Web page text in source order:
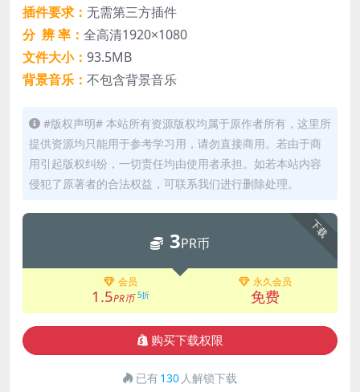
插件要求： 无需第三方插件
分 辨 率： 全高清1920×1080
文件大小： 93.5MB
背景音乐： 不包含背景音乐
#版权声明# 本站所有资源版权均属于原作者所有，这里所
提供资源均只能用于参考学习用，请勿直接商用。若由于商
用引起版权纠纷，一切责任均由使用者承担。如若本站内容
侵犯了原著者的合法权益，可联系我们进行删除处理。
下载
3PR币
会员
1.5PR币 5折
永久会员
免费
购买下载权限
已有130 人解锁下载